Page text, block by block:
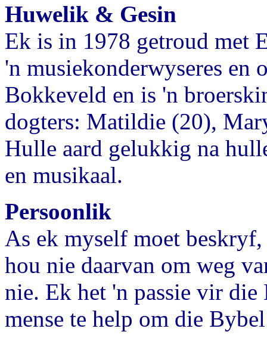
Huwelik & Gesin
Ek is in 1978 getroud met
'n musiekonderwyseres en
Bokkeveld en is 'n
dogters: Matildie (20),
Hulle aard gelukkig na
en musikaal.
Persoonlik
As ek myself moet
hou nie daarvan om weg
nie. Ek het 'n passie vir
mense te help om die